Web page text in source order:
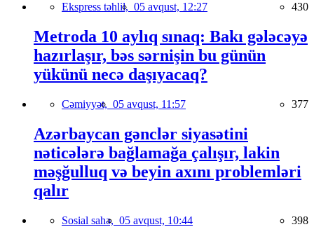
Ekspress təhlil, 05 avqust, 12:27 430
Metroda 10 aylıq sınaq: Bakı gələcəyə
hazırlaşır, bəs sərnişin bu günün
yükünü necə daşıyacaq?
Cəmiyyət, 05 avqust, 11:57 377
Azərbaycan gənclər siyasətini
nəticələrə bağlamağa çalışır, lakin
məşğulluq və beyin axını problemləri
qalır
Sosial sahə, 05 avqust, 10:44 398